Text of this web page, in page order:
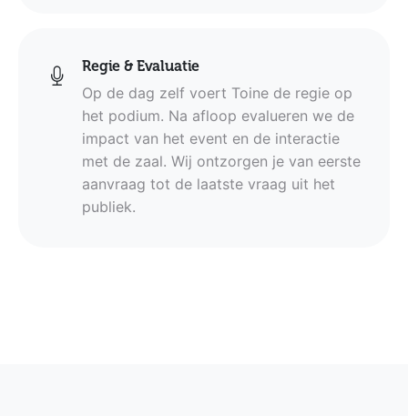
Regie & Evaluatie
Op de dag zelf voert Toine de regie op
het podium. Na afloop evalueren we de
impact van het event en de interactie
met de zaal. Wij ontzorgen je van eerste
aanvraag tot de laatste vraag uit het
publiek.